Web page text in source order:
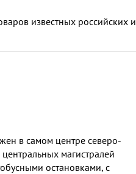
известных российских и
в самом центре северо-
магистралей
остановками, с